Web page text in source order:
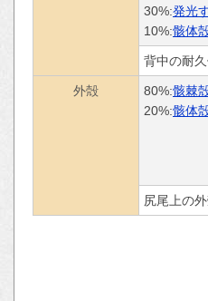
30%:発光
10%:骸体
背中の耐
外殻 80%:骸棘
20%:骸体
尻尾上の